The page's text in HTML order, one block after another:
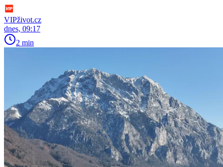
VIPživot.cz
dnes, 09:17
2 min